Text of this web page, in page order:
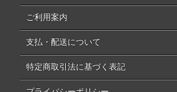
ご利用案内
支払・配送について
特定商取引法に基づく表記